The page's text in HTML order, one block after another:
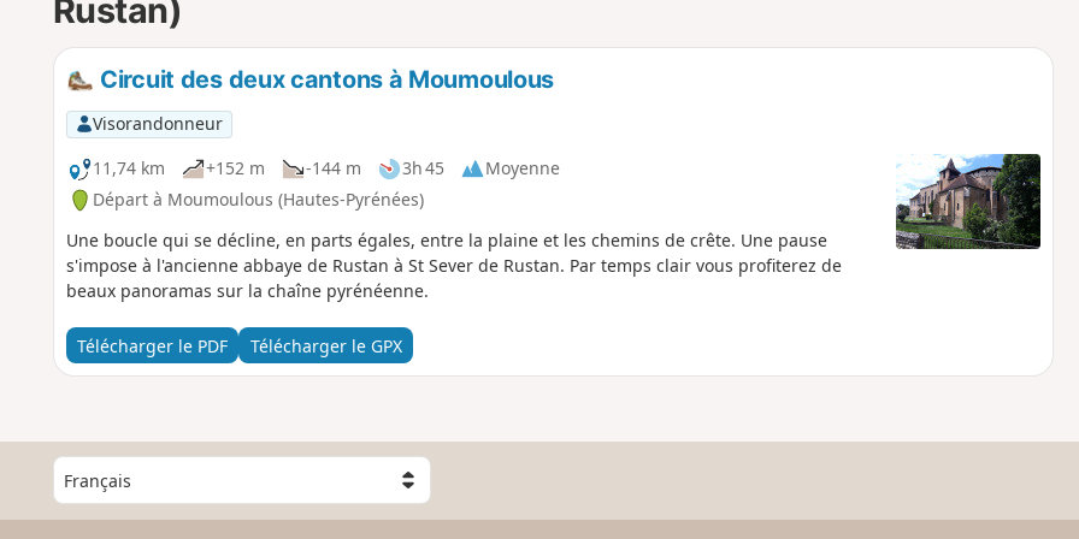
m
i
Rustan)
Circuit des deux cantons à Moumoulous
Visorandonneur
11,74 km
+152 m -144 m 3h 45
Moyenne
Départ à Moumoulous (Hautes-Pyrénées)
Une boucle qui se décline, en parts égales, entre la plaine et les chemins de crête. Une pause
s'impose à l'ancienne abbaye de Rustan à St Sever de Rustan. Par temps clair vous profiterez de
beaux panoramas sur la chaîne pyrénéenne.
Télécharger le PDF Télécharger le GPX
C
h
o